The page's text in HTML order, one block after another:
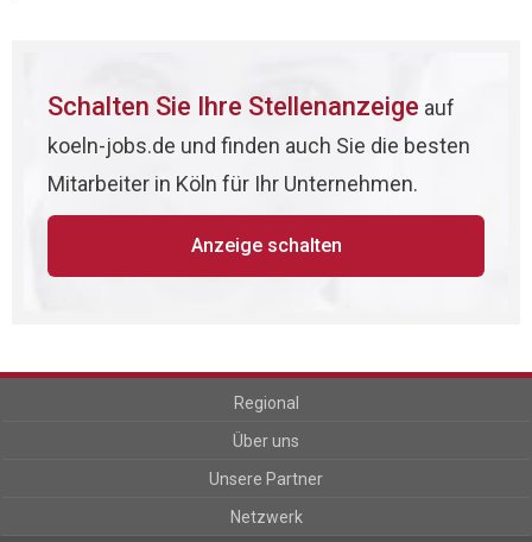
Schalten Sie Ihre Stellenanzeige auf
koeln-jobs.de und finden auch Sie die besten
Mitarbeiter in Köln für Ihr Unternehmen.
Anzeige schalten
Regional
Über uns
Unsere Partner
Netzwerk